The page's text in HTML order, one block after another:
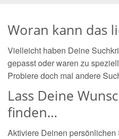
Woran kann das
Vielleicht haben Deine
gepasst oder waren zu
Probiere doch mal andere
Lass Deine
finden…
Aktiviere Deinen persönlichen